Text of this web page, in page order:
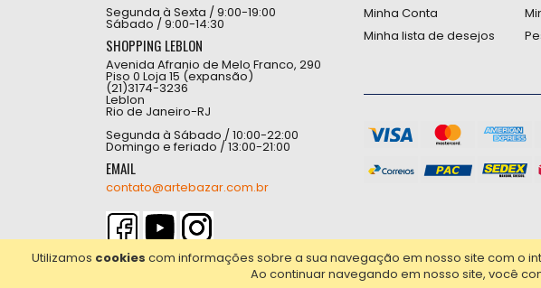
Utilizamos cookies com informações sobre a sua navegação em nosso site com o
Ao continuar navegando em nosso site, você
Segunda à Sexta / 9:00-19:00
Sábado / 9:00-14:30
SHOPPING LEBLON
Avenida Afranio de Melo Franco, 290
Piso 0 Loja 15 (expansão)
(21)3174-3236
Leblon
Rio de Janeiro-RJ
Segunda à Sábado / 10:00-22:00
Domingo e feriado / 13:00-21:00
EMAIL
contato@artebazar.com.br
Minha Conta
Minha lista de desejos